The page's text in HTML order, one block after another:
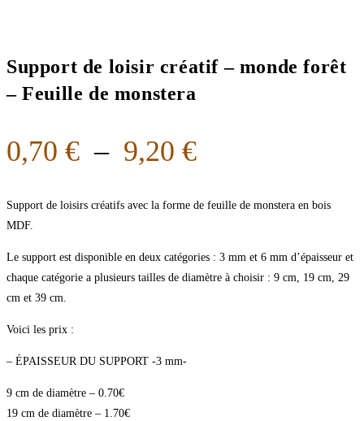
Support de loisir créatif – monde forêt
– Feuille de monstera
0,70 € – 9,20 €
Support de loisirs créatifs avec la forme de feuille de monstera en bois
MDF.
Le support est disponible en deux catégories : 3 mm et 6 mm d’épaisseur et
chaque catégorie a plusieurs tailles de diamètre à choisir : 9 cm, 19 cm, 29
cm et 39 cm.
Voici les prix :
– ÉPAISSEUR DU SUPPORT -3 mm-
9 cm de diamètre – 0.70€
19 cm de diamètre – 1.70€